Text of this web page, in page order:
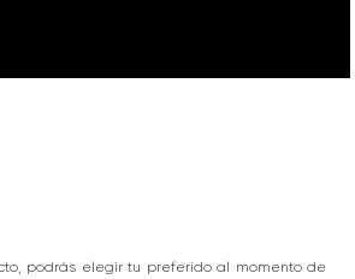
podrás elegir tu preferido al momento de